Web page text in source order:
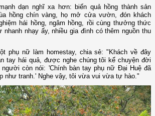
dạn nghĩ xa hơn: biến quả hồng thành sản
hồng chín vàng, họ mở cửa vườn, đón khách
hái hồng, ngâm hồng, rồi cùng thưởng thức
nhạy ấy, nhiều gia đình có thêm nguồn thu
phụ nữ làm homestay, chia sẻ: "Khách về đây
tay hái quả, được nghe chúng tôi kể chuyện đời
còn nói: 'Chính bàn tay phụ nữ Đại Huệ đã
như tranh.' Nghe vậy, tôi vừa vui vừa tự hào."